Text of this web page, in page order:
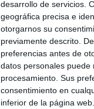
desarrollo de servicios.
geográfica precisa e
otorgarnos su
previamente descrito.
preferencias antes de
datos personales
procesamiento. Sus
consentimiento en
inferior de la página web.
El nuevo
próxima
Cortes
y
POR ISABEL